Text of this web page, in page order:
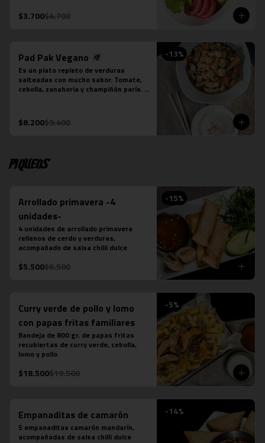
$3.700$4.700
-13%
Pad Pak Vegano
Es un plato repleto de verduras
salteadas con mucho sabor. Tomate,
cebolla, zanahoria y champiñón parís.
de arroz jazmín.  Foto referencial, el
tofu es un extra.
$8.200$9.400
Piqueos
-15%
Arrollado primavera -4
unidades-
4 unidades de arrollado primavera
rellenos de cerdo y verduras,
acompañado de salsa chilli dulce
$5.500$6.500
-5%
Curry verde de pollo y lomo
con papas fritas familiares
Bandeja de 800 gr. de papas fritas
recubiertas de curry verde, cebolla,
lomo y pollo
$18.500$19.500
-14%
Empanaditas de camarón
5 empanaditas camarón mandarín,
acompañadas de salsa chilli dulce